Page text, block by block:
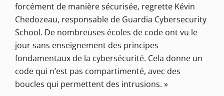
forcément de manière sécurisée, regrette Kévin
Chedozeau, responsable de Guardia Cybersecurity
School. De nombreuses écoles de code ont vu le
jour sans enseignement des principes
fondamentaux de la cybersécurité. Cela donne un
code qui n’est pas compartimenté, avec des
boucles qui permettent des intrusions. »